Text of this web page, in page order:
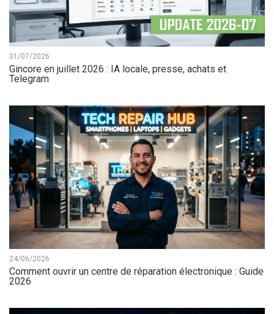
01/07/2026
Gincore en juillet 2026 : IA locale, presse, achats et
Telegram
24/06/2026
Comment ouvrir un centre de réparation électronique : Guide
2026